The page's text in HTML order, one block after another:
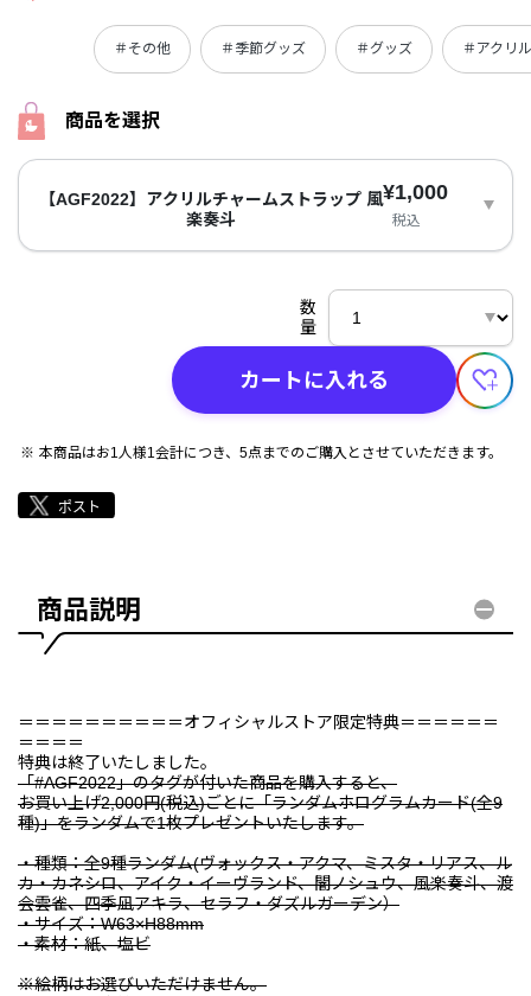
＃その他 ＃季節グッズ ＃グッズ ＃アクリ
商品を選択
【AGF2022】アクリルチャームストラップ 風
楽奏斗
¥1,000
税込
数
量
カートに入れる
本商品はお1人様1会計につき、5点までのご購入とさせていただきます。
商品説明
＝＝＝＝＝＝＝＝＝＝オフィシャルストア限定特典＝＝＝＝＝＝
＝＝＝＝
特典は終了いたしました。
「#AGF2022」のタグが付いた商品を購入すると、
お買い上げ2,000円(税込)ごとに「ランダムホログラムカード(全9
種)」をランダムで1枚プレゼントいたします。
・種類：全9種ランダム(ヴォックス・アクマ、ミスタ・リアス、ル
カ・カネシロ、アイク・イーヴランド、闇ノシュウ、風楽奏斗、渡
会雲雀、四季凪アキラ、セラフ・ダズルガーデン）
・サイズ：W63×H88mm
・素材：紙、塩ビ
※絵柄はお選びいただけません。